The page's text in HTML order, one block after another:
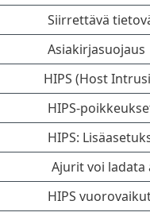
Siirrettävä
Asiakirjasuojaus
HIPS (Host
HIPS-
HIPS:
Ajurit voi ladata
HIPS